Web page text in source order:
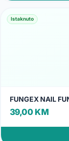
Istaknuto
FUNGEX NAIL
39,00 KM